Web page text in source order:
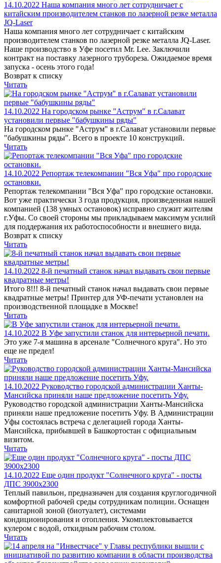
14.10.2022 Наша компания много лет сотрудничает с
китайским производителем станков по лазерной резке металла
JQ-Laser
Наша компания много лет сотрудничает с китайским
производителем станков по лазерной резке металла JQ-Laser.
Наше производство в Уфе посетил Mr. Lee. Заключили
контракт на поставку лазерного трубореза. Ожидаемое время
запуска - осень этого года!
Возврат к списку
Читать
14.10.2022 На городском рынке "Аструм" в г.Салават
установили первые "бабушкины ряды"
На городском рынке "Аструм" в г.Салават установили первые
"бабушкины ряды". Всего в проекте 10 конструкций.
Читать
14.10.2022 Репортаж телекомпании "Вся Уфа" про городские
остановки.
Репортаж телекомпании "Вся Уфа" про городские остановки.
Вот уже практически 3 года продукция, произведенная нашей
компанией (138 умных остановок) исправно служит жителям
г.Уфы. Со своей стороны мы прикладываем максимум усилий
для поддержания их работоспособности и внешнего вида.
Возврат к списку
Читать
14.10.2022 8-й печатный станок начал выдавать свои первые
квадратные метры!
Итого 8!!! 8-й печатный станок начал выдавать свои первые
квадратные метры! Принтер для УФ-печати установлен на
производственной площадке в Москве!
Читать
14.10.2022 В Уфе запустили станок для интерьерной печати.
Это уже 7-я машина в арсенале "Солнечного круга". Но это
еще не предел!
Читать
14.10.2022 Руководство городской администрации Ханты-
Мансийска приняли наше предложение посетить Уфу.
Руководство городской администрации Ханты-Мансийска
приняли наше предложение посетить Уфу. В Администрации
Уфы состоялась встреча с делегацией города Ханты-
Мансийска, прибывшей в Башкортостан с официальным
визитом.
Читать
14.10.2022 Еще один продукт "Солнечного круга" - посты
ДПС 3900х2300
Теплый павильон, предназначен для создания круглогодичной
комфортной рабочей среды сотрудникам полиции. Оснащен
санитарной зоной (биотуалет), системами
кондиционирования и отопления. Укомплектовывается
кулером с водой, откидным рабочим столом.
Читать